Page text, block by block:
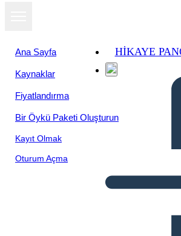
Ana Sayfa
Kaynaklar
Fiyatlandırma
Bir Öykü Paketi Oluşturun
Kayıt Olmak
Oturum Açma
HIKAYE